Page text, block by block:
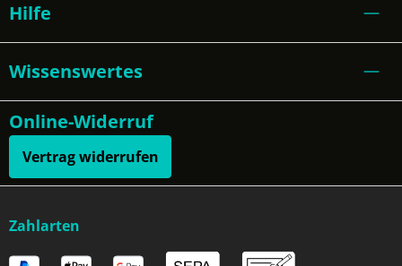
Hilfe
Wissenswertes
Online-Widerruf
Vertrag widerrufen
Zahlarten